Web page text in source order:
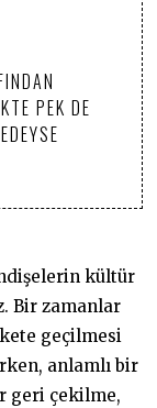
PEK DE
kültür
Bir zamanlar
geçilmesi
anlamlı bir
geri çekilme,